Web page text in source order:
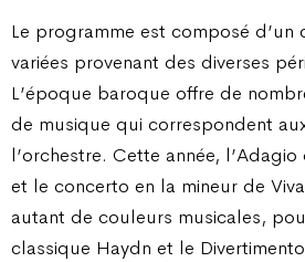
Le programme est composé d’un
variées provenant des diverses
L’époque baroque offre de
de musique qui correspondent
l’orchestre. Cette année,
et le concerto en la mineur de
autant de couleurs musicales,
classique Haydn et le